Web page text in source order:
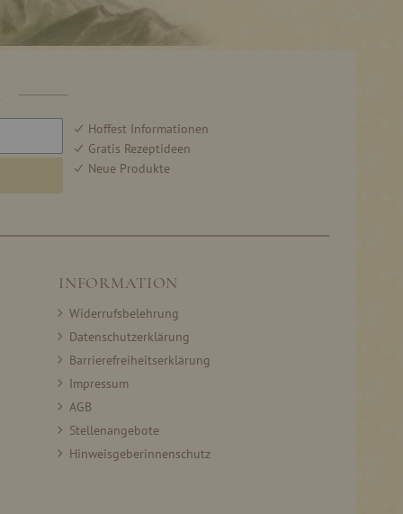
Hoffest Informationen
Gratis Rezeptideen
Neue Produkte
INFORMATION
Widerrufsbelehrung
Datenschutzerklärung
Barrierefreiheitserklärung
Impressum
AGB
Stellenangebote
Hinweisgeberinnenschutz